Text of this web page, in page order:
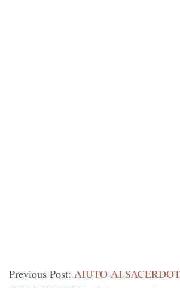
Previous Post: AIUTO AI